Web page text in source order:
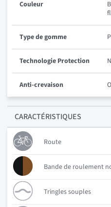
Couleur
Type de gomme
Technologie Protection
Anti-crevaison
CARACTÉRISTIQUES
Route
Bande de roulement
Tringles souples